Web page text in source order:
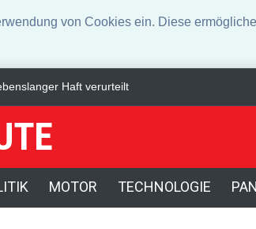
von Cookies ein. Diese
Haft verurteilt
MOTOR TECHNOLOGIE